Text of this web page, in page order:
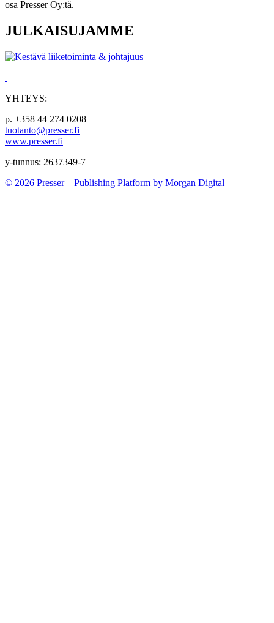
osa Presser Oy:tä.
JULKAISUJAMME
YHTEYS:
p. +358 44 274 0208
tuotanto@presser.fi
www.presser.fi
y-tunnus: 2637349-7
© 2026 Presser– Publishing Platform by Morgan Digital